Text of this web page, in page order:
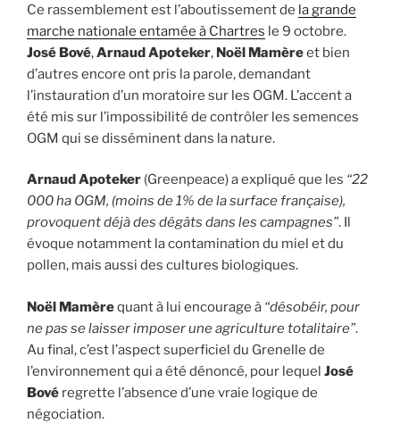
Ce rassemblement est l’aboutissement de la grande
marche nationale entamée à Chartres le 9 octobre.
José Bové,Arnaud Apoteker, Noël Mamèreet bien
d’autres encore ont pris la parole, demandant
l’instauration d’un moratoire sur les OGM. L’accent a
été mis sur l’impossibilité de contrôler les semences
OGM qui se disséminent dans la nature.
Arnaud Apoteker (Greenpeace) a expliqué que les “22
000 ha OGM, (moins de 1% de la surface française),
provoquent déjà des dégâts dans les campagnes”. Il
évoque notamment la contamination du miel et du
pollen, mais aussi des cultures biologiques.
Noël Mamèrequant à lui encourage à “désobéir, pour
ne pas se laisser imposer une agriculture totalitaire”.
Au final, c’est l’aspect superficiel du Grenelle de
l’environnement qui a été dénoncé, pour lequel José
Bové regrette l’absence d’une vraie logique de
négociation.